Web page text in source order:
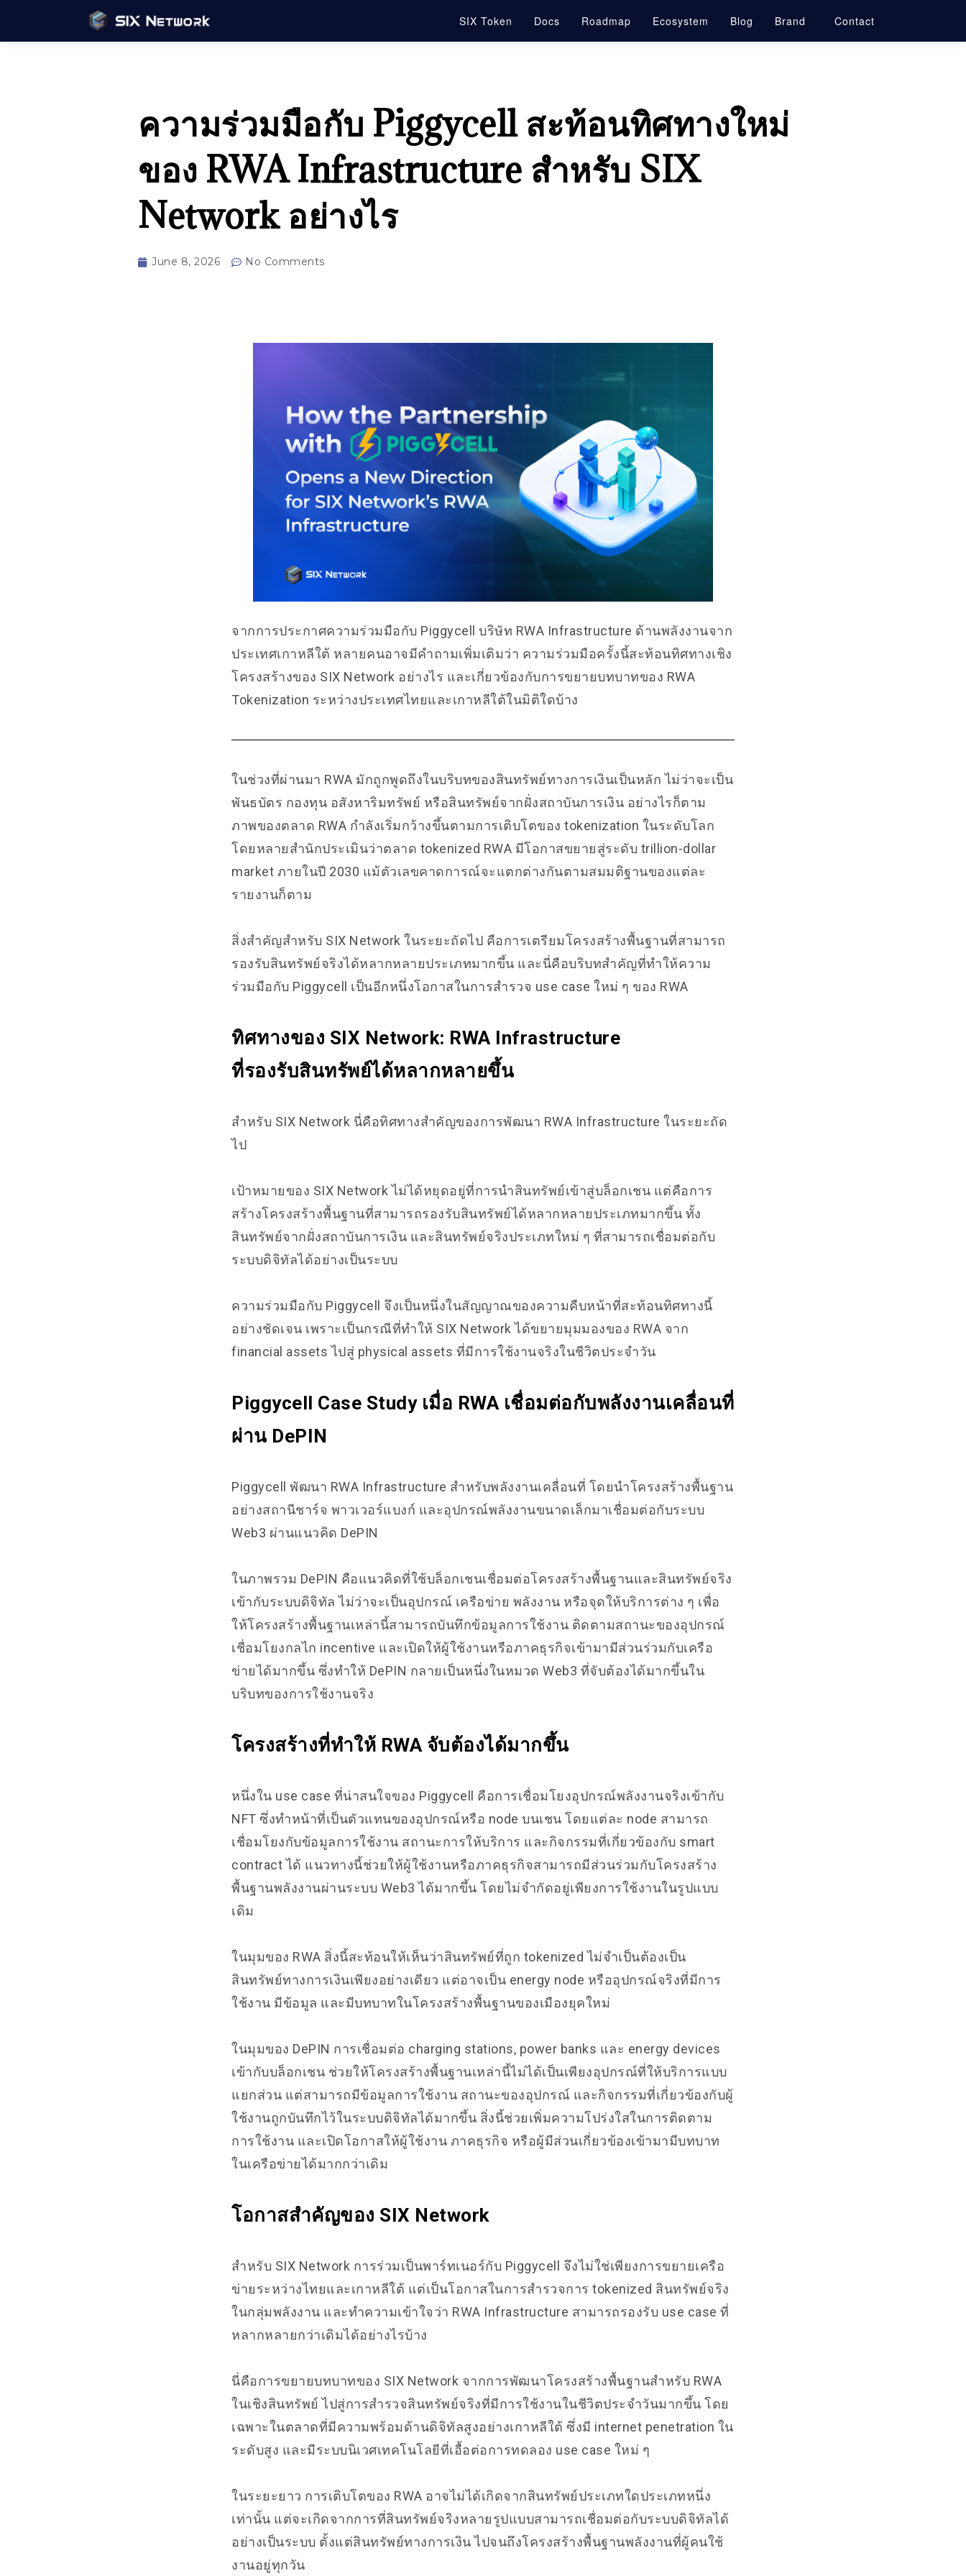
SIX Token Docs Roadmap Ecosystem Blog Brand Contact
ความร่วมมือกับ Piggycell สะท้อนทิศทางใหม่
ของ RWA Infrastructure สำหรับ SIX
Network อย่างไร
June 8, 2026 No Comments
จากการประกาศความร่วมมือกับ Piggycell บริษัท RWA Infrastructure ด้านพลังงานจาก
ประเทศเกาหลีใต้ หลายคนอาจมีคำถามเพิ่มเติมว่า ความร่วมมือครั้งนี้สะท้อนทิศทางเชิง
โครงสร้างของ SIX Network อย่างไร และเกี่ยวข้องกับการขยายบทบาทของ RWA
Tokenization ระหว่างประเทศไทยและเกาหลีใต้ในมิติใดบ้าง
ในช่วงที่ผ่านมา RWA มักถูกพูดถึงในบริบทของสินทรัพย์ทางการเงินเป็นหลัก ไม่ว่าจะเป็น
พันธบัตร กองทุน อสังหาริมทรัพย์ หรือสินทรัพย์จากฝั่งสถาบันการเงิน อย่างไรก็ตาม
ภาพของตลาด RWA กำลังเริ่มกว้างขึ้นตามการเติบโตของ tokenization ในระดับโลก
โดยหลายสำนักประเมินว่าตลาด tokenized RWA มีโอกาสขยายสู่ระดับ trillion-dollar
market ภายในปี 2030 แม้ตัวเลขคาดการณ์จะแตกต่างกันตามสมมติฐานของแต่ละ
รายงานก็ตาม
สิ่งสำคัญสำหรับ SIX Network ในระยะถัดไป คือการเตรียมโครงสร้างพื้นฐานที่สามารถ
รองรับสินทรัพย์จริงได้หลากหลายประเภทมากขึ้น และนี่คือบริบทสำคัญที่ทำให้ความ
ร่วมมือกับ Piggycell เป็นอีกหนึ่งโอกาสในการสำรวจ use case ใหม่ ๆ ของ RWA
ทิศทางของ SIX Network: RWA Infrastructure
ที่รองรับสินทรัพย์ได้หลากหลายขึ้น
สำหรับ SIX Network นี่คือทิศทางสำคัญของการพัฒนา RWA Infrastructure ในระยะถัด
ไป
เป้าหมายของ SIX Network ไม่ได้หยุดอยู่ที่การนำสินทรัพย์เข้าสู่บล็อกเชน แต่คือการ
สร้างโครงสร้างพื้นฐานที่สามารถรองรับสินทรัพย์ได้หลากหลายประเภทมากขึ้น ทั้ง
สินทรัพย์จากฝั่งสถาบันการเงิน และสินทรัพย์จริงประเภทใหม่ ๆ ที่สามารถเชื่อมต่อกับ
ระบบดิจิทัลได้อย่างเป็นระบบ
ความร่วมมือกับ Piggycell จึงเป็นหนึ่งในสัญญาณของความคืบหน้าที่สะท้อนทิศทางนี้
อย่างชัดเจน เพราะเป็นกรณีที่ทำให้ SIX Network ได้ขยายมุมมองของ RWA จาก
financial assets ไปสู่ physical assets ที่มีการใช้งานจริงในชีวิตประจำวัน
Piggycell Case Study เมื่อ RWA เชื่อมต่อกับพลังงานเคลื่อนที่
ผ่าน DePIN
Piggycell พัฒนา RWA Infrastructure สำหรับพลังงานเคลื่อนที่ โดยนำโครงสร้างพื้นฐาน
อย่างสถานีชาร์จ พาวเวอร์แบงก์ และอุปกรณ์พลังงานขนาดเล็กมาเชื่อมต่อกับระบบ
Web3 ผ่านแนวคิด DePIN
ในภาพรวม DePIN คือแนวคิดที่ใช้บล็อกเชนเชื่อมต่อโครงสร้างพื้นฐานและสินทรัพย์จริง
เข้ากับระบบดิจิทัล ไม่ว่าจะเป็นอุปกรณ์ เครือข่าย พลังงาน หรือจุดให้บริการต่าง ๆ เพื่อ
ให้โครงสร้างพื้นฐานเหล่านี้สามารถบันทึกข้อมูลการใช้งาน ติดตามสถานะของอุปกรณ์
เชื่อมโยงกลไก incentive และเปิดให้ผู้ใช้งานหรือภาคธุรกิจเข้ามามีส่วนร่วมกับเครือ
ข่ายได้มากขึ้น ซึ่งทำให้ DePIN กลายเป็นหนึ่งในหมวด Web3 ที่จับต้องได้มากขึ้นใน
บริบทของการใช้งานจริง
โครงสร้างที่ทำให้ RWA จับต้องได้มากขึ้น
หนึ่งใน use case ที่น่าสนใจของ Piggycell คือการเชื่อมโยงอุปกรณ์พลังงานจริงเข้ากับ
NFT ซึ่งทำหน้าที่เป็นตัวแทนของอุปกรณ์หรือ node บนเชน โดยแต่ละ node สามารถ
เชื่อมโยงกับข้อมูลการใช้งาน สถานะการให้บริการ และกิจกรรมที่เกี่ยวข้องกับ smart
contract ได้ แนวทางนี้ช่วยให้ผู้ใช้งานหรือภาคธุรกิจสามารถมีส่วนร่วมกับโครงสร้าง
พื้นฐานพลังงานผ่านระบบ Web3 ได้มากขึ้น โดยไม่จำกัดอยู่เพียงการใช้งานในรูปแบบ
เดิม
ในมุมของ RWA สิ่งนี้สะท้อนให้เห็นว่าสินทรัพย์ที่ถูก tokenized ไม่จำเป็นต้องเป็น
สินทรัพย์ทางการเงินเพียงอย่างเดียว แต่อาจเป็น energy node หรืออุปกรณ์จริงที่มีการ
ใช้งาน มีข้อมูล และมีบทบาทในโครงสร้างพื้นฐานของเมืองยุคใหม่
ในมุมของ DePIN การเชื่อมต่อ charging stations, power banks และ energy devices
เข้ากับบล็อกเชน ช่วยให้โครงสร้างพื้นฐานเหล่านี้ไม่ได้เป็นเพียงอุปกรณ์ที่ให้บริการแบบ
แยกส่วน แต่สามารถมีข้อมูลการใช้งาน สถานะของอุปกรณ์ และกิจกรรมที่เกี่ยวข้องกับผู้
ใช้งานถูกบันทึกไว้ในระบบดิจิทัลได้มากขึ้น สิ่งนี้ช่วยเพิ่มความโปร่งใสในการติดตาม
การใช้งาน และเปิดโอกาสให้ผู้ใช้งาน ภาคธุรกิจ หรือผู้มีส่วนเกี่ยวข้องเข้ามามีบทบาท
ในเครือข่ายได้มากกว่าเดิม
โอกาสสำคัญของ SIX Network
สำหรับ SIX Network การร่วมเป็นพาร์ทเนอร์กับ Piggycell จึงไม่ใช่เพียงการขยายเครือ
ข่ายระหว่างไทยและเกาหลีใต้ แต่เป็นโอกาสในการสำรวจการ tokenized สินทรัพย์จริง
ในกลุ่มพลังงาน และทำความเข้าใจว่า RWA Infrastructure สามารถรองรับ use case ที่
หลากหลายกว่าเดิมได้อย่างไรบ้าง
นี่คือการขยายบทบาทของ SIX Network จากการพัฒนาโครงสร้างพื้นฐานสำหรับ RWA
ในเชิงสินทรัพย์ ไปสู่การสำรวจสินทรัพย์จริงที่มีการใช้งานในชีวิตประจำวันมากขึ้น โดย
เฉพาะในตลาดที่มีความพร้อมด้านดิจิทัลสูงอย่างเกาหลีใต้ ซึ่งมี internet penetration ใน
ระดับสูง และมีระบบนิเวศเทคโนโลยีที่เอื้อต่อการทดลอง use case ใหม่ ๆ
ในระยะยาว การเติบโตของ RWA อาจไม่ได้เกิดจากสินทรัพย์ประเภทใดประเภทหนึ่ง
เท่านั้น แต่จะเกิดจากการที่สินทรัพย์จริงหลายรูปแบบสามารถเชื่อมต่อกับระบบดิจิทัลได้
อย่างเป็นระบบ ตั้งแต่สินทรัพย์ทางการเงิน ไปจนถึงโครงสร้างพื้นฐานพลังงานที่ผู้คนใช้
งานอยู่ทุกวัน